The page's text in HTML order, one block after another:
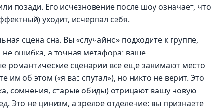
позади. Его исчезновение после шоу означает, что
уходит, исчерпал себя.
сцена сна. Вы «случайно» подходите к группе,
не ошибка, а точная метафора: ваше
романтические сценарии все еще занимают место
об этом («я вас спутал»), но никто не верит. Это
сомнения, старые обиды) отрицают вашу новую
Это не цинизм, а зрелое отделение: вы признаете